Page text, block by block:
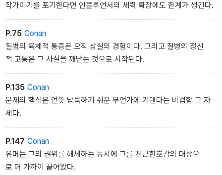
작가이기를 포기한다면 인플루언서의 세력 확장에도 한계가 생긴다.
P.75 Conan
질병의 육체적 통증은 오직 상실의 경험이다. 그리고 질병의 정신
적 고통은 그 사실을 깨닫는 것으로 시작된다.
P.135 Conan
문제의 핵심은 언뜻 납득하기 쉬운 무언가에 기댄다는 비겁함 그 자
체다.
P.147 Conan
유머는 그의 권위를 해체하는 동시에 그를 친근한호감의 대상으
로 더 가까이 끌어왔다.